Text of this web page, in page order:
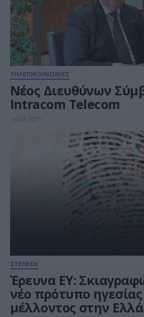
ΤΗΛΕΠΙΚΟΙΝΩΝΙΕΣ
Νέος Διευθύνων
Intracom Telecom
16.02.2021
ΣΤΕΛΕΧΗ
Έρευνα ΕΥ:
νέο πρότυπο
μέλλοντος στην